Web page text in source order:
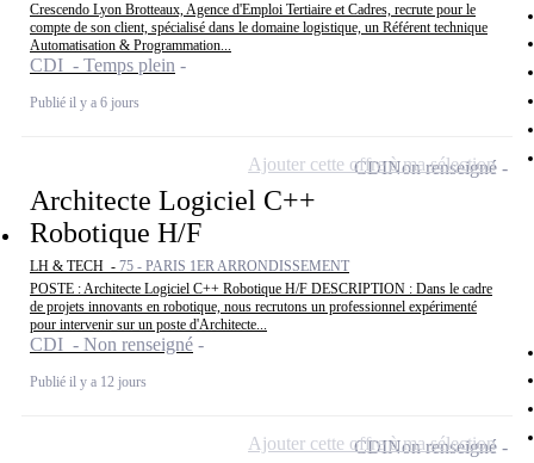
Crescendo Lyon Brotteaux, Agence d'Emploi Tertiaire et Cadres, recrute pour le
compte de son client, spécialisé dans le domaine logistique, un Référent technique
Automatisation & Programmation...
CDI - Temps plein
Publié il y a 6 jours
Architecte Logiciel C++
Robotique H/F
LH & TECH - 75 - PARIS 1ER ARRONDISSEMENT
POSTE : Architecte Logiciel C++ Robotique H/F DESCRIPTION : Dans le cadre
de projets innovants en robotique, nous recrutons un professionnel expérimenté
pour intervenir sur un poste d'Architecte...
CDI - Non renseigné
Publié il y a 12 jours
CDINon renseigné
Ajouter cette offre à ma sélection
CDINon renseigné
Ajouter cette offre à ma sélection